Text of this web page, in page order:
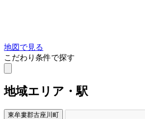
地図で見る
こだわり条件で探す
地域エリア・駅
東牟婁郡古座川町